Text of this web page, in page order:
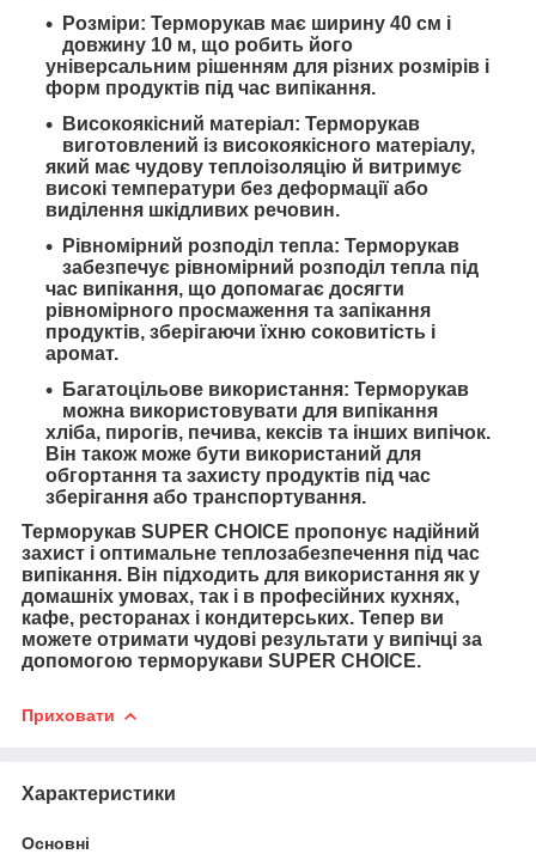
Розміри: Терморукав має ширину 40 см і
довжину 10 м, що робить його
універсальним рішенням для різних розмірів і
форм продуктів під час випікання.
Високоякісний матеріал: Терморукав
виготовлений із високоякісного матеріалу,
який має чудову теплоізоляцію й витримує
високі температури без деформації або
виділення шкідливих речовин.
Рівномірний розподіл тепла: Терморукав
забезпечує рівномірний розподіл тепла під
час випікання, що допомагає досягти
рівномірного просмаження та запікання
продуктів, зберігаючи їхню соковитість і
аромат.
Багатоцільове використання: Терморукав
можна використовувати для випікання
хліба, пирогів, печива, кексів та інших випічок.
Він також може бути використаний для
обгортання та захисту продуктів під час
зберігання або транспортування.
Терморукав SUPER CHOICE пропонує надійний
захист і оптимальне теплозабезпечення під час
випікання. Він підходить для використання як у
домашніх умовах, так і в професійних кухнях,
кафе, ресторанах і кондитерських. Тепер ви
можете отримати чудові результати у випічці за
допомогою терморукави SUPER CHOICE.
Приховати
Характеристики
Основні